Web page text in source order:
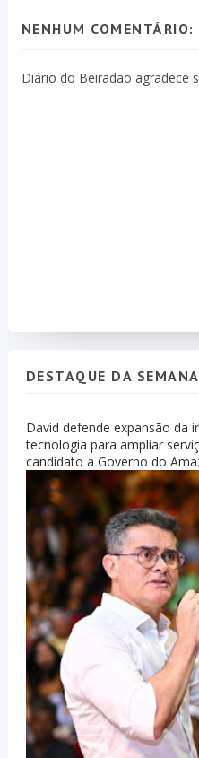
NENHUM COMENTÁRIO:
Diário do Beiradão agradece
DESTAQUE DA SEMANA
David defende expansão da
tecnologia para ampliar
candidato a Governo do